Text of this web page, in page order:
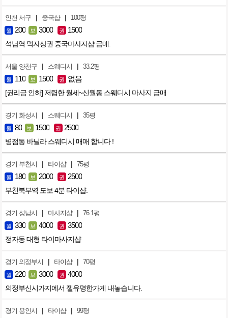
인천 서구 | 중국샵 | 100평
월 200 보 3000 권 1500
석남역 먹자상권 중국마사지샵 급매.
서울 양천구 | 스웨디시 | 33.2평
월 110 보 1500 권 없음
[권리금 인하] 저렴한 월세~신월동 스웨디시 마사지 급매
경기 화성시 | 스웨디시 | 35평
월 80 보 1500 권 2500
병점동 바닐라 스웨디시 매매 합니다 !
경기 부천시 | 타이샵 | 75평
월 180 보 2000 권 2500
부천북부역 도보 4분 타이샵.
경기 성남시 | 마사지샵 | 76.1평
월 330 보 4000 권 3500
정자동 대형 타이마사지샵
경기 의정부시 | 타이샵 | 70평
월 220 보 3000 권 4000
의정부신시가지에서 젤유명한가게 내놓습니다.
경기 용인시 | 타이샵 | 99평